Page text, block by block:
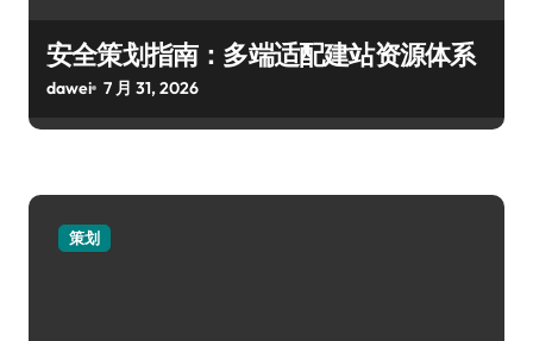
安全策划指南：多端适配建站资源体系
dawei 7 月 31, 2026
策划